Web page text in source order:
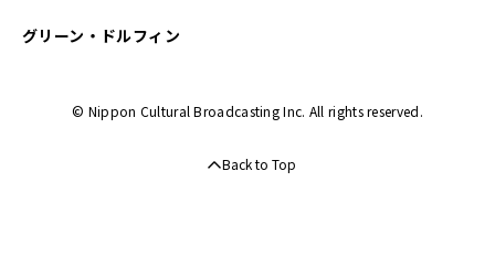
2024年11月
グリーン・ドルフィン
© Nippon Cultural Broadcasting Inc. All rights reserved.
Back to Top